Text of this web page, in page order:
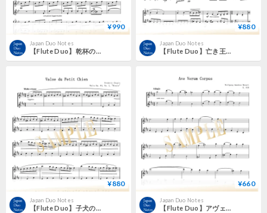
¥990
Japan Duo Notes
¥880
Japan Duo Notes
【Flute Duo】亡き王女のためのパヴァーヌ／モーリス・ラヴェル
¥880
Japan Duo Notes
【Flute Duo】子犬のワルツ（変ニ長調 作品64-1）／フレデリック・ショパン
¥660
Japan Duo Notes
【Flute Duo】アヴェ・ヴェルム・コルプス K.618／ヴォルフガング・アマデウス・モーツァルト